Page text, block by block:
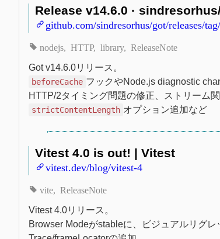
Release v14.6.0 ·
github.com/sindresorhus/got/releases/
nodejs HTTP library ReleaseNote
Got v14.6.0リリース。
beforeCache フックやNode.js diagnostic
HTTP/2タイミング問題の修正、ストリーム
strictContentLength オプション追加など
Vitest 4.0 is out! | Vitest
vitest.dev/blog/vitest-4
vite ReleaseNote
Vitest 4.0リリース。
Browser Modeがstableに、ビジュアルリグレ